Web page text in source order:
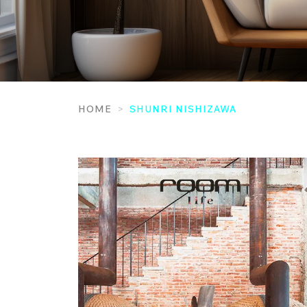
HOME SHUNRI NISHIZAWA